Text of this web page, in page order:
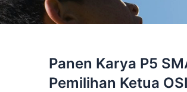
Panen Karya P5
Pemilihan Ketua